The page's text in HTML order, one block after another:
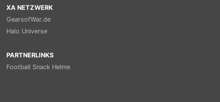
XA NETZWERK
GearsofWar.de
Halo Universe
PARTNERLINKS
Football Snack Helme